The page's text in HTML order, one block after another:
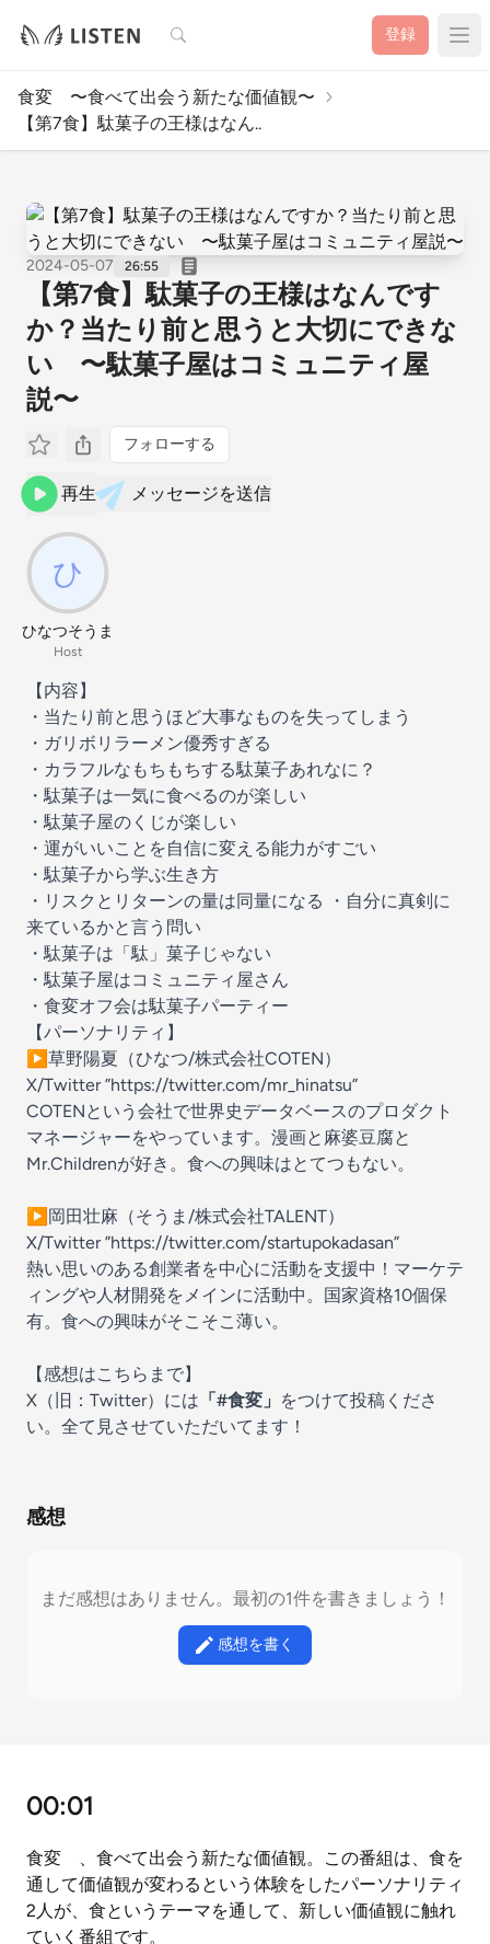
検索 登録
食変 〜食べて出会う新たな価値観〜
【第7食】駄菓子の王様はなん..
2024-05-07 26:55
【第7食】駄菓子の王様はなんです
か？当たり前と思うと大切にできな
い 〜駄菓子屋はコミュニティ屋
説〜
フォローする
再生 メッセージを送信
ひなつそうま
Host
【内容】
・当たり前と思うほど大事なものを失ってしまう
・ガリボリラーメン優秀すぎる
・カラフルなもちもちする駄菓子あれなに？
・駄菓子は一気に食べるのが楽しい
・駄菓子屋のくじが楽しい
・運がいいことを自信に変える能力がすごい
・駄菓子から学ぶ生き方
・リスクとリターンの量は同量になる ・自分に真剣に
来ているかと言う問い
・駄菓子は「駄」菓子じゃない
・駄菓子屋はコミュニティ屋さん
・食変オフ会は駄菓子パーティー
【パーソナリティ】
▶︎草野陽夏（ひなつ/株式会社COTEN）
X/Twitter ”⁠⁠⁠https://twitter.com/mr_hinatsu⁠⁠⁠”
COTENという会社で世界史データベースのプロダクト
マネージャーをやっています。漫画と麻婆豆腐と
Mr.Childrenが好き。食への興味はとてつもない。
▶︎岡田壮麻（そうま/株式会社TALENT）
X/Twitter ”⁠⁠⁠https://twitter.com/startupokadasan⁠⁠⁠”
熱い思いのある創業者を中心に活動を支援中！マーケテ
ィングや人材開発をメインに活動中。国家資格10個保
有。食への興味がそこそこ薄い。
【感想はこちらまで】
X（旧：Twitter）には 「#食変」 をつけて投稿くださ
い。全て見させていただいてます！
感想
まだ感想はありません。最初の1件を書きましょう！
感想を書く
00:01
食変 、食べて出会う新たな価値観。この番組は、食を
通して価値観が変わるという体験をしたパーソナリティ
2人が、食というテーマを通して、新しい価値観に触れ
ていく番組です。